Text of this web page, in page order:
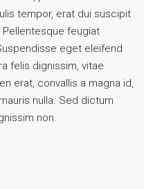
tempor, erat dui suscipit
feugiat
eget eleifend
felis dignissim, vitae
erat, convallis a magna id,
nulla. Sed dictum
non.